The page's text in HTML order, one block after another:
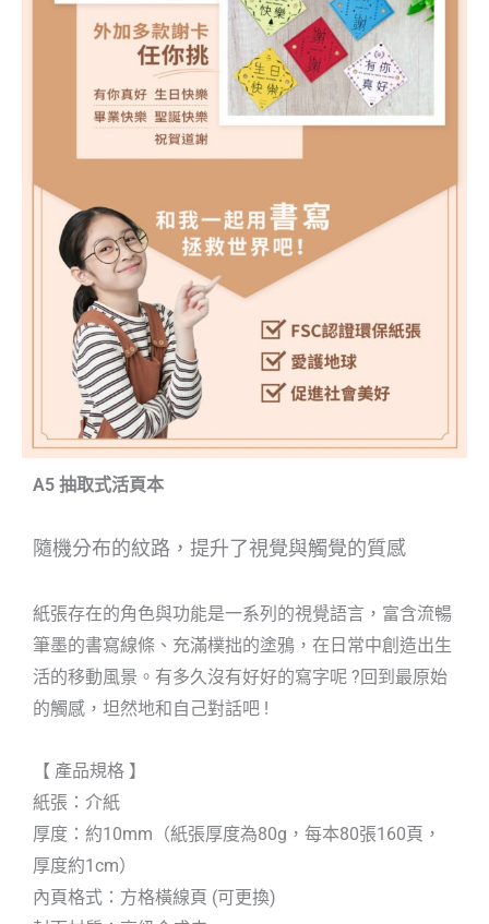
A5 抽取式活頁本
隨機分布的紋路，提升了視覺與觸覺的質感
紙張存在的角色與功能是一系列的視覺語言，富含流暢
筆墨的書寫線條、充滿樸拙的塗鴉，在日常中創造出生
活的移動風景。有多久沒有好好的寫字呢 ?回到最原始
的觸感，坦然地和自己對話吧 !
【 產品規格 】
紙張：介紙
厚度：約10mm（紙張厚度為80g，每本80張160頁，
厚度約1cm）
內頁格式：方格橫線頁 (可更換)